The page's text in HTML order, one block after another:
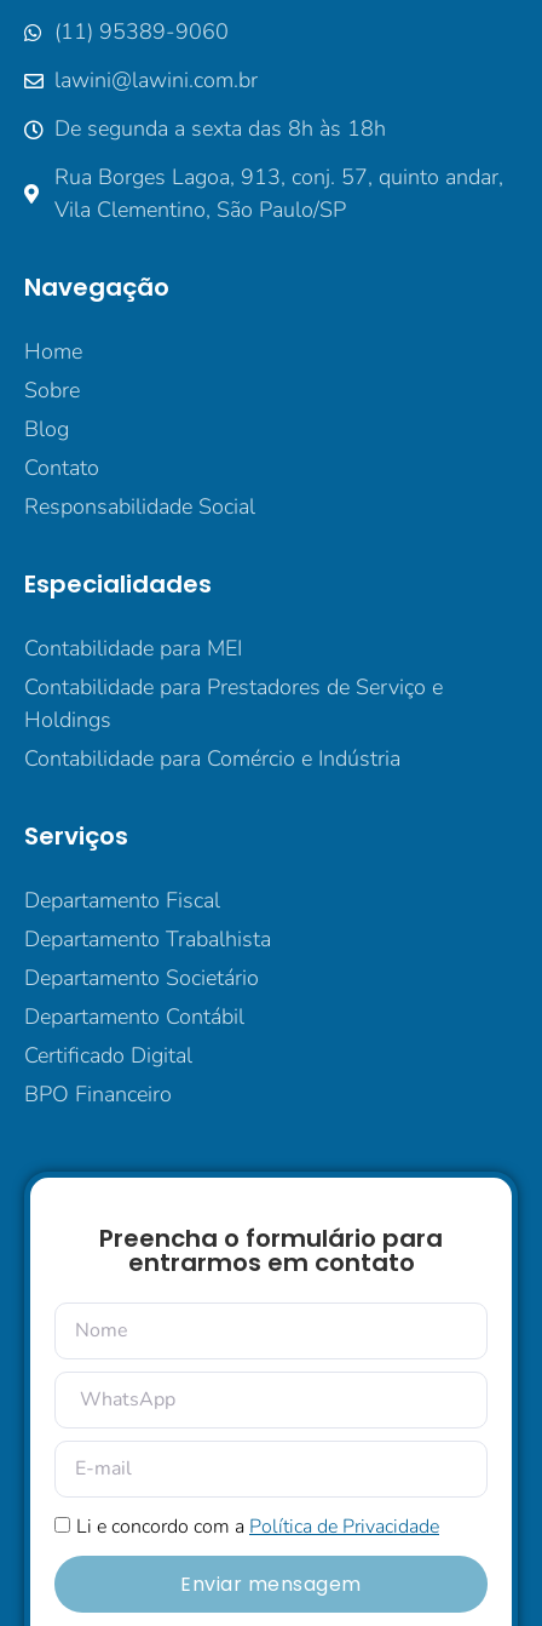
(11) 95389-9060
lawini@lawini.com.br
De segunda a sexta das 8h às 18h
Rua Borges Lagoa, 913, conj. 57, quinto andar,
Vila Clementino, São Paulo/SP
Navegação
Home
Sobre
Blog
Contato
Responsabilidade Social
Especialidades
Contabilidade para MEI
Contabilidade para Prestadores de Serviço e
Holdings
Contabilidade para Comércio e Indústria
Serviços
Departamento Fiscal
Departamento Trabalhista
Departamento Societário
Departamento Contábil
Certificado Digital
BPO Financeiro
Preencha o formulário para
entrarmos em contato
Li e concordo com a Política de Privacidade
Enviar mensagem